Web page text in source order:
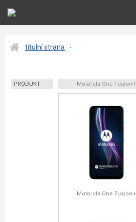
titulní strana
PRODUKT Motorola One Fusion+
Motorola One Fusion+